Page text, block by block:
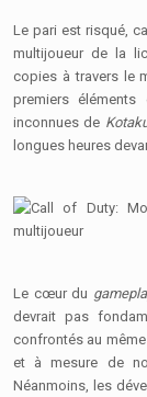
Le pari est risqué,
multijoueur de la
copies à travers le
premiers
inconnues de
longues heures
Le cœur du
devrait pas
confrontés au
et à mesure de
Néanmoins, les